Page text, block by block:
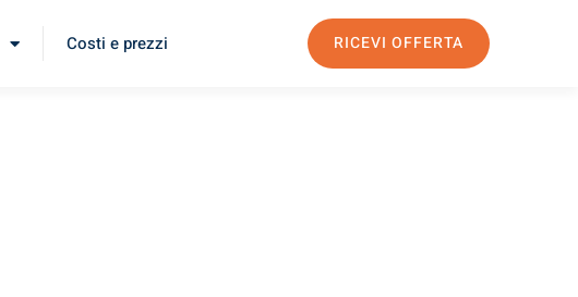
Costi e prezzi RICEVI OFFERTA